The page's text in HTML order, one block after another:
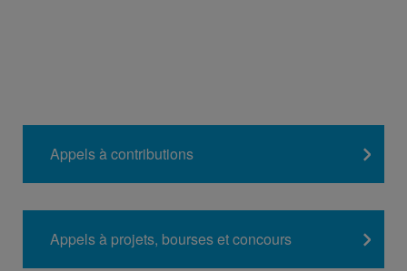
Appels à contributions
Appels à projets, bourses et concours